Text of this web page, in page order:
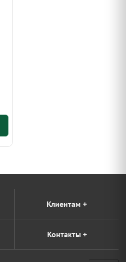
Клиентам +
Контакты+